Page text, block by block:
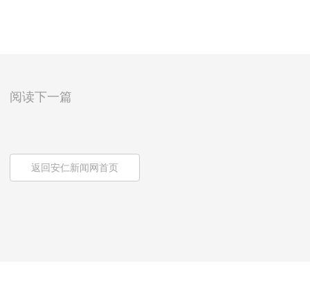
阅读下一篇
返回安仁新闻网首页